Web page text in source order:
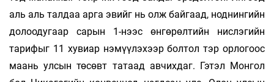
аль аль талдаа арга эвийг нь олж байгаад, ноднингийн
долоодугаар сарын 1-нээс өнгөрөлтийн нислэгийн
тарифыг 11 хувиар нэмүүлэхээр болтол тэр орлогоос
маань улсын төсөвт татаад авчихдаг. Гэтэл Монгол